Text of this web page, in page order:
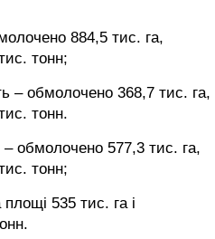
884,5 тис. га,
тонн;
– обмолочено 368,7 тис. га,
тонн.
– обмолочено 577,3 тис. га,
тонн;
535 тис. га і